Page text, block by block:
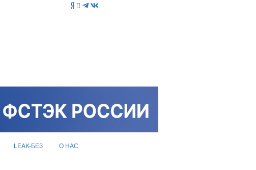
LEAK-БЕЗ О НАС